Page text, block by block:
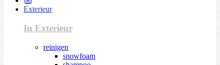
Exterieur
In Exterieur
reinigen
snowfoam